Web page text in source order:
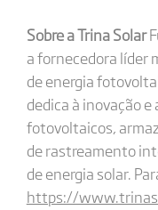
Sobre a Trina Solar
a fornecedora líder
de energia
dedica à inovação
fotovoltaicos,
de rastreamento
de energia solar.
https://